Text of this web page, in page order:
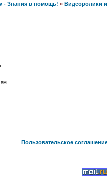
- Знания в помощь! » Видеоролики
Пользовательское